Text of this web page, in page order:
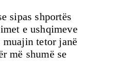
sipas shportës
e ushqimeve
tetor janë
më shumë se